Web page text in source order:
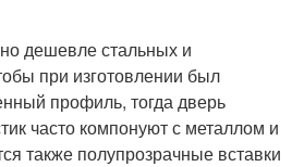
дешевле стальных и
при изготовлении был
профиль, тогда дверь
часто компонуют с металлом и
также полупрозрачные вставки